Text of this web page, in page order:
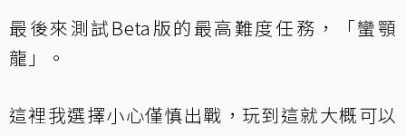
最後來測試Beta版的最高難度任務，「蠻顎
龍」。
這裡我選擇小心僅慎出戰，玩到這就大概可以